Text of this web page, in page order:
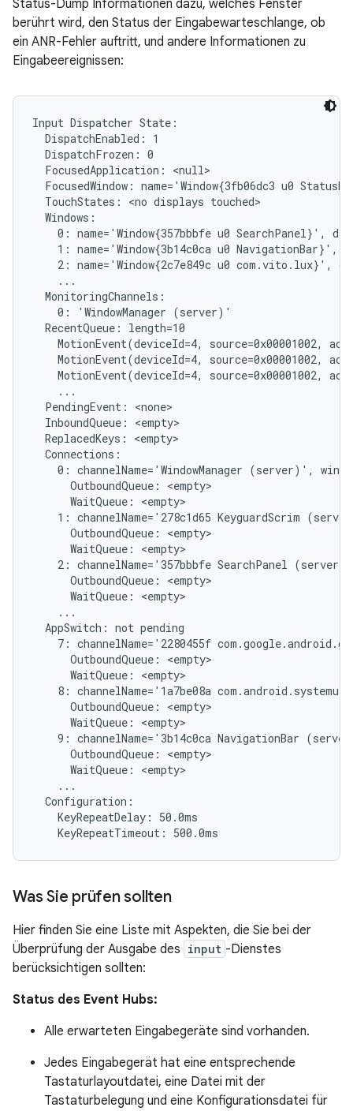
Status-Dump Informationen dazu, welches Fenster
berührt wird, den Status der Eingabewarteschlange, ob
ein ANR-Fehler auftritt, und andere Informationen zu
Eingabeereignissen:
Input Dispatcher State:
  DispatchEnabled: 1
  DispatchFrozen: 0
  FocusedApplication: <null>
FocusedWindow: name='Window{3fb06dc3 u0
  TouchStates: <no displays touched>
  Windows:
0: name='Window{357bbbfe u0 SearchPanel}',
1: name='Window{3b14c0ca u0 NavigationBar}',
2: name='Window{2c7e849c u0 com.vito.lux}',
    ...
  MonitoringChannels:
    0: 'WindowManager (server)'
  RecentQueue: length=10
MotionEvent(deviceId=4, source=0x00001002,
MotionEvent(deviceId=4, source=0x00001002,
MotionEvent(deviceId=4, source=0x00001002,
    ...
  PendingEvent: <none>
  InboundQueue: <empty>
  ReplacedKeys: <empty>
  Connections:
0: channelName='WindowManager (server)',
      OutboundQueue: <empty>
      WaitQueue: <empty>
1: channelName='278c1d65 KeyguardScrim
      OutboundQueue: <empty>
      WaitQueue: <empty>
2: channelName='357bbbfe SearchPanel
      OutboundQueue: <empty>
      WaitQueue: <empty>
    ...
  AppSwitch: not pending
7: channelName='2280455f
      OutboundQueue: <empty>
      WaitQueue: <empty>
8: channelName='1a7be08a
      OutboundQueue: <empty>
      WaitQueue: <empty>
9: channelName='3b14c0ca NavigationBar
      OutboundQueue: <empty>
      WaitQueue: <empty>
    ...
  Configuration:
    KeyRepeatDelay: 50.0ms
Was Sie prüfen sollten
Hier finden Sie eine Liste mit Aspekten, die Sie bei der
Überprüfung der Ausgabe des input -Dienstes
berücksichtigen sollten:
Status des Event Hubs:
Alle erwarteten Eingabegeräte sind vorhanden.
Jedes Eingabegerät hat eine entsprechende
Tastaturlayoutdatei, eine Datei mit der
Tastaturbelegung und eine Konfigurationsdatei für